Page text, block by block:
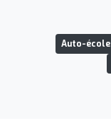
Auto-